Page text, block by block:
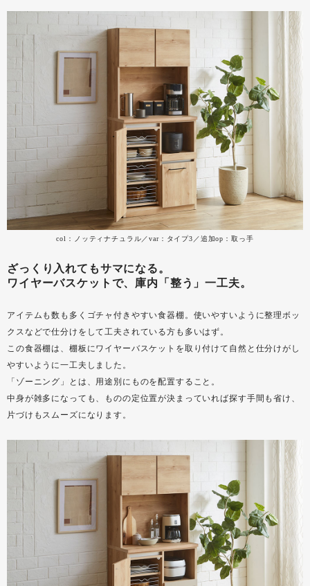
col：ノッティナチュラル／var：タイプ3／追加op：取っ手
ざっくり入れてもサマになる。
ワイヤーバスケットで、庫内「整う」一工夫。
アイテムも数も多くゴチャ付きやすい食器棚。使いやすいように整理ボッ
クスなどで仕分けをして工夫されている方も多いはず。
この食器棚は、棚板にワイヤーバスケットを取り付けて自然と仕分けがし
やすいように一工夫しました。
「ゾーニング」とは、用途別にものを配置すること。
中身が雑多になっても、ものの定位置が決まっていれば探す手間も省け、
片づけもスムーズになります。